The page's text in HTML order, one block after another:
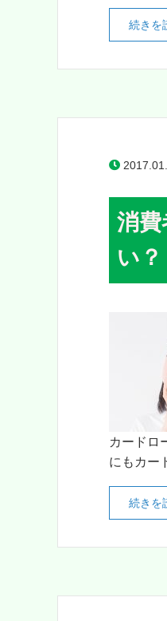
続きを
消
い？
カードロ
にもカー
続きを